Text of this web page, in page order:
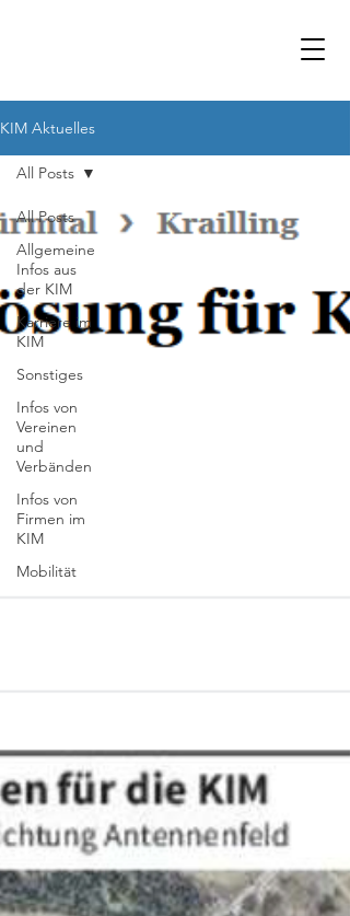
KIM Aktuelles
All Posts
Allgemeine
Infos aus
der KIM
Karriere im
KIM
Sonstiges
Infos von
Vereinen
und
Verbänden
Infos von
Firmen im
KIM
Mobilität
All Posts